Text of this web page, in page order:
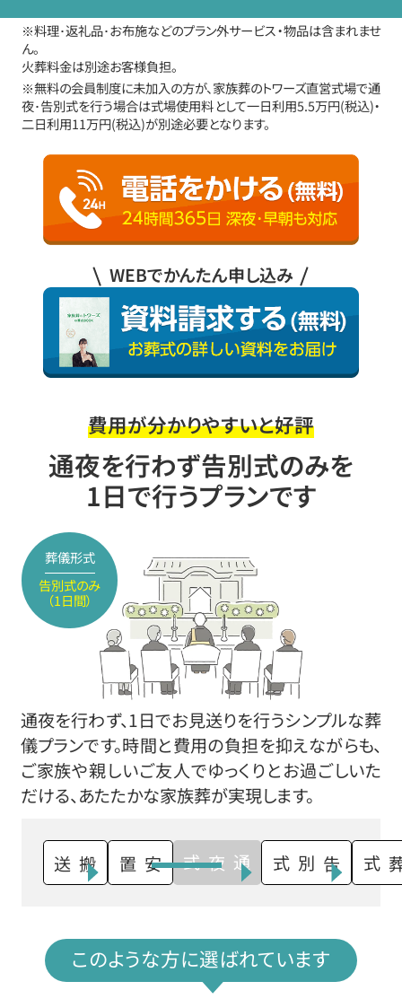
※料理･返礼品･お布施などのプラン外サービス・物品は含まれませ
ん。
火葬料金は別途お客様負担。
※無料の会員制度に未加入の方が、家族葬のトワーズ直営式場で通
夜･告別式を行う場合は式場使用料として一日利用5.5万円(税込)・
二日利用11万円(税込)が別途必要となります。
WEBでかんたん申し込み
費用が分かりやすいと好評
通夜を行わず告別式のみを
1日で行うプランです
葬儀形式
告別式のみ
（1日間）
通夜を行わず、1日でお見送りを行うシンプルな葬
儀プランです。時間と費用の負担を抑えながらも、
ご家族や親しいご友人でゆっくりとお過ごしいた
だける、あたたかな家族葬が実現します。
搬送 安置 通夜式 告別式 火葬式
このような方に選ばれています